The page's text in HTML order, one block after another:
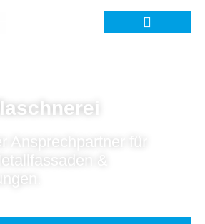
Ansprechpartner für
&